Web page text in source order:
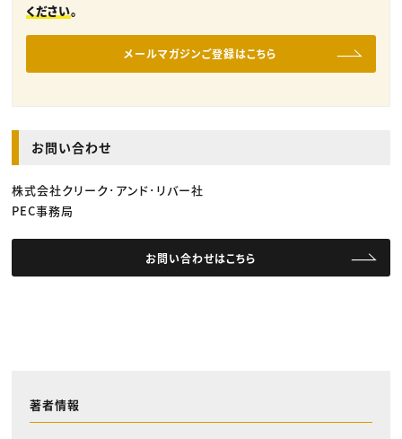
ください。
メールマガジンご登録はこちら
お問い合わせ
株式会社クリーク･アンド･リバー社
PEC事務局
お問い合わせはこちら
著者情報